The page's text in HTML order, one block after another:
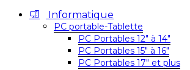
Informatique
PC portable-Tablette
PC Portables 12″ à 14″
PC Portables 15″ à 16″
PC Portables 17″ et plus